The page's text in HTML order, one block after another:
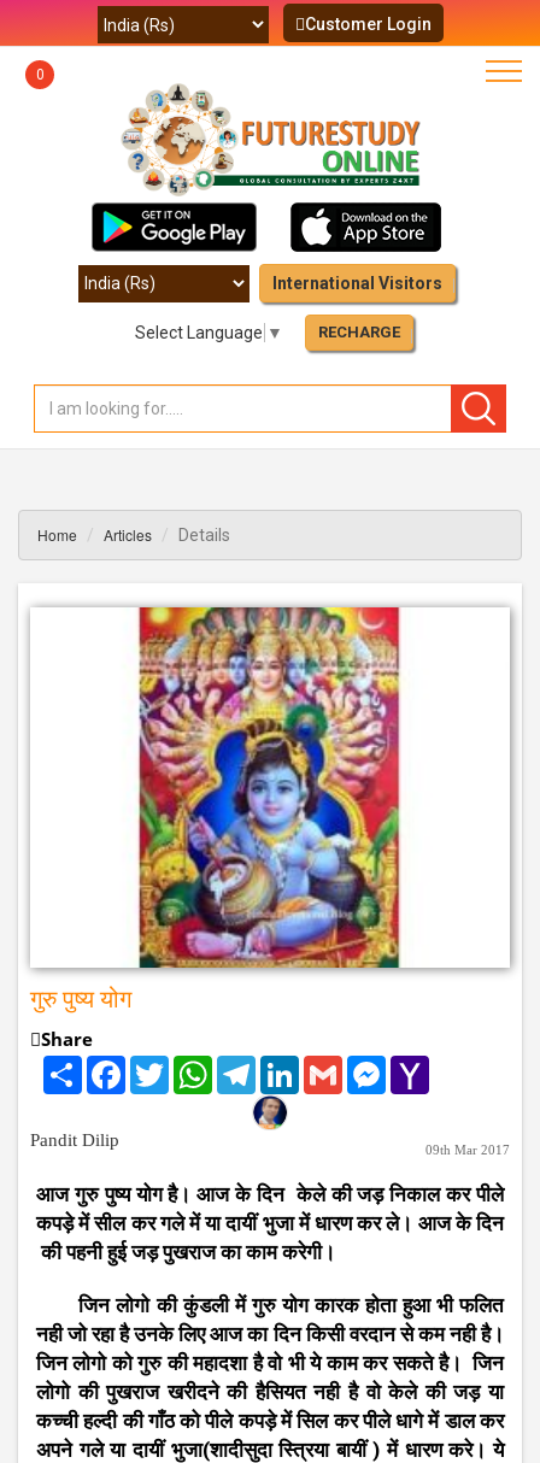
Customer Login
0
International Visitors
Select Language ▼ RECHARGE
Home Articles Details
गुरु पुष्य योग
Share
Share Facebook
TwitterWhatsAppTelegramLinkedInGmail Messenger
Pandit Dilip 09th Mar 2017
आज गुरु पुष्य योग है। आज के दिन केले की जड़ निकाल कर पीले
कपड़े में सील कर गले में या दायीं भुजा में धारण कर ले। आज के दिन
की पहनी हुई जड़ पुखराज का काम करेगी।
जिन लोगो की कुंडली में गुरु योग कारक होता हुआ भी फलित
नही जो रहा है उनके लिए आज का दिन किसी वरदान से कम नही है।
जिन लोगो को गुरु की महादशा है वो भी ये काम कर सकते है। जिन
लोगो की पुखराज खरीदने की हैसियत नही है वो केले की जड़ या
कच्ची हल्दी की गाँठ को पीले कपड़े में सिल कर पीले धागे में डाल कर
अपने गले या दायीं भुजा(शादीसुदा स्त्रिया बायीं ) में धारण करे। ये